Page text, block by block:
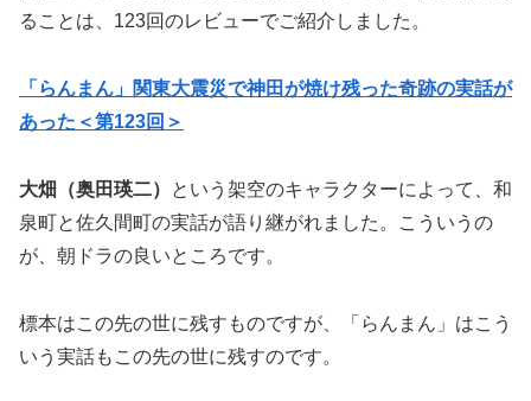
ることは、123回のレビューでご紹介しました。
「らんまん」関東大震災で神田が焼け残った奇跡の実話が
あった＜第123回＞
大畑（奥田瑛二）
という架空のキャラクターによって、和
泉町と佐久間町の実話が語り継がれました。こういうの
が、朝ドラの良いところです。
標本はこの先の世に残すものですが、「らんまん」はこう
いう実話もこの先の世に残すのです。